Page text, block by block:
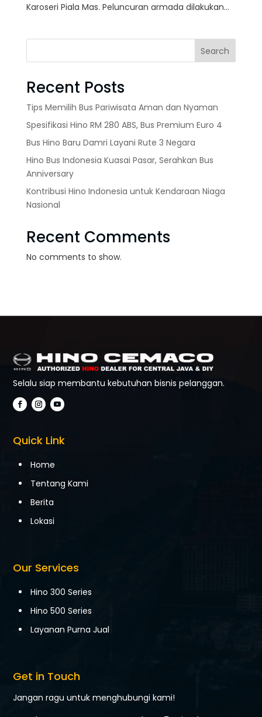
Karoseri Piala Mas. Peluncuran armada dilakukan...
Search
Recent Posts
Tips Memilih Bus Pariwisata Aman dan Nyaman
Spesifikasi Hino RM 280 ABS, Bus Premium Euro 4
Bus Hino Baru Damri Layani Rute 3 Negara
Hino Bus Indonesia Kuasai Pasar, Serahkan Bus
Anniversary
Kontribusi Hino Indonesia untuk Kendaraan Niaga
Nasional
Recent Comments
No comments to show.
Selalu siap membantu kebutuhan bisnis pelanggan.
Quick Link
Home
Tentang Kami
Berita
Lokasi
Our Services
Hino 300 Series
Hino 500 Series
Layanan Purna Jual
Get in Touch
Jangan ragu untuk menghubungi kami!